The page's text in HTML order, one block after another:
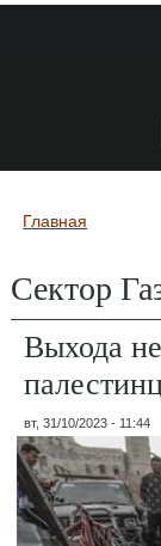
Вы здесь
Главная
Сектор
Выхода
вт, 31/10/2023 - 11:44